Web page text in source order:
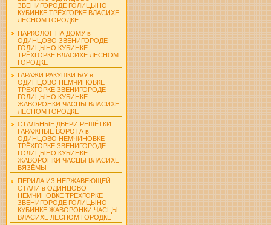
ЗВЕНИГОРОДЕ ГОЛИЦЫНО
КУБИНКЕ ТРЁХГОРКЕ ВЛАСИХЕ
ЛЕСНОМ ГОРОДКЕ
НАРКОЛОГ НА ДОМУ в
ОДИНЦОВО ЗВЕНИГОРОДЕ
ГОЛИЦЫНО КУБИНКЕ
ТРЁХГОРКЕ ВЛАСИХЕ ЛЕСНОМ
ГОРОДКЕ
ГАРАЖИ РАКУШКИ Б/У в
ОДИНЦОВО НЕМЧИНОВКЕ
ТРЁХГОРКЕ ЗВЕНИГОРОДЕ
ГОЛИЦЫНО КУБИНКЕ
ЖАВОРОНКИ ЧАСЦЫ ВЛАСИХЕ
ЛЕСНОМ ГОРОДКЕ
СТАЛЬНЫЕ ДВЕРИ РЕШЁТКИ
ГАРАЖНЫЕ ВОРОТА в
ОДИНЦОВО НЕМЧИНОВКЕ
ТРЁХГОРКЕ ЗВЕНИГОРОДЕ
ГОЛИЦЫНО КУБИНКЕ
ЖАВОРОНКИ ЧАСЦЫ ВЛАСИХЕ
ВЯЗЁМЫ
ПЕРИЛА ИЗ НЕРЖАВЕЮЩЕЙ
СТАЛИ в ОДИНЦОВО
НЕМЧИНОВКЕ ТРЁХГОРКЕ
ЗВЕНИГОРОДЕ ГОЛИЦЫНО
КУБИНКЕ ЖАВОРОНКИ ЧАСЦЫ
ВЛАСИХЕ ЛЕСНОМ ГОРОДКЕ